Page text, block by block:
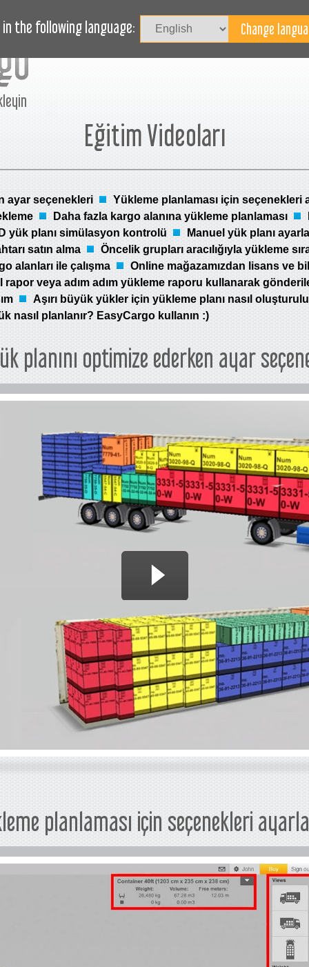
the following language:
YARDIM
Eğitim Videoları
ayar seçenekleri
Yükleme planlaması için seçenekleri
Daha fazla kargo alanına yükleme planlaması
yük planı simülasyon kontrolü
Manuel yük planı
satın alma
Öncelik grupları aracılığıyla yükleme
alanları ile çalışma
Online mağazamızdan lisans ve
rapor veya adım adım yükleme raporu kullanarak
Aşırı büyük yükler için yükleme planı nasıl
nasıl planlanır? EasyCargo kullanın :)
planını optimize ederken ayar
planlaması için seçenekleri